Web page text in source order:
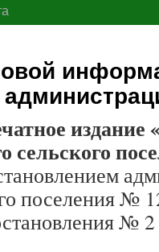
сельского
поселения №
№